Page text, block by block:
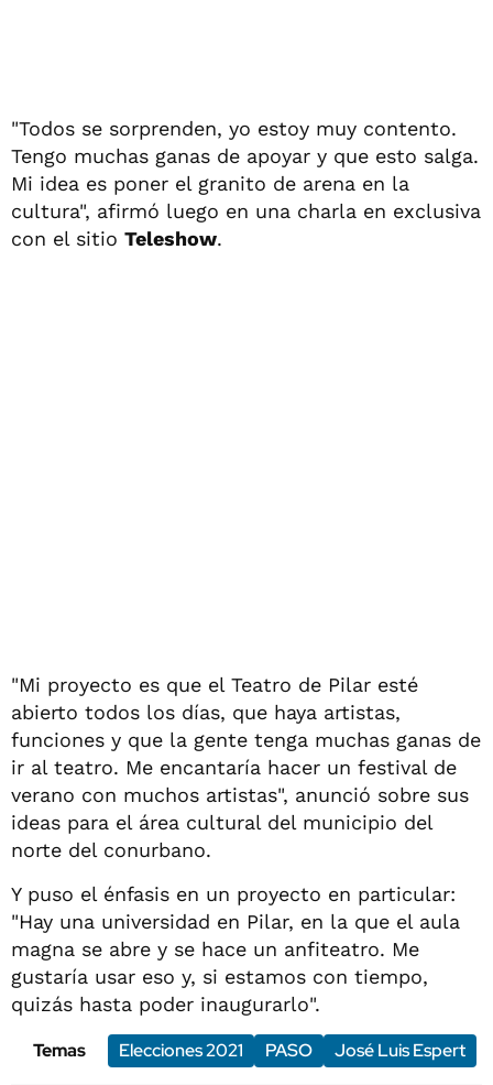
"Todos se sorprenden, yo estoy muy contento.
Tengo muchas ganas de apoyar y que esto salga.
Mi idea es poner el granito de arena en la
cultura", afirmó luego en una charla en exclusiva
con el sitio Teleshow.
"Mi proyecto es que el Teatro de Pilar esté
abierto todos los días, que haya artistas,
funciones y que la gente tenga muchas ganas de
ir al teatro. Me encantaría hacer un festival de
verano con muchos artistas", anunció sobre sus
ideas para el área cultural del municipio del
norte del conurbano.
Y puso el énfasis en un proyecto en particular:
"Hay una universidad en Pilar, en la que el aula
magna se abre y se hace un anfiteatro. Me
gustaría usar eso y, si estamos con tiempo,
quizás hasta poder inaugurarlo".
Temas
Elecciones 2021 PASO José Luis Espert